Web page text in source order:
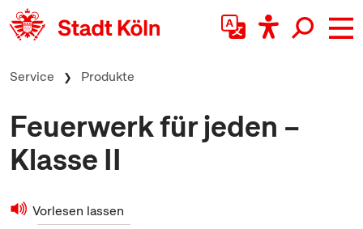
zum Inhalt springen
Service Produkte
Feuerwerk für jeden –
Klasse II
Vorlesen lassen